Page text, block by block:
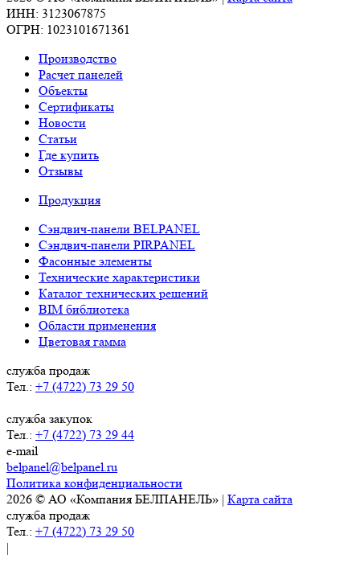
ИНН: 3123067875
ОГРН: 1023101671361
Производство
Расчет панелей
Объекты
Сертификаты
Новости
Статьи
Где купить
Отзывы
Продукция
Сэндвич-панели BELPANEL
Сэндвич-панели PIRPANEL
Фасонные элементы
Технические характеристики
Каталог технических решений
BIM библиотека
Области применения
Цветовая гамма
служба продаж
Тел.: +7 (4722) 73 29 50
служба закупок
Тел.: +7 (4722) 73 29 44
e-mail
belpanel@belpanel.ru
Политика конфиденциальности
2026 © АО «Компания БЕЛПАНЕЛЬ» | Карта сайта
служба продаж
Тел.: +7 (4722) 73 29 50
|